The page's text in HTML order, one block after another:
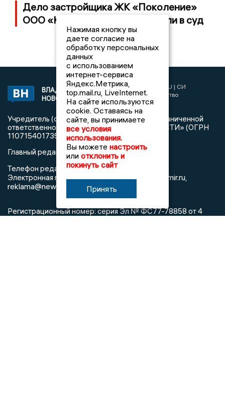
Дело застройщика ЖК «Поколение»
ООО «Капитал Строй» передали в суд
ВЛАДИМИРСКИЕ
НОВОСТИ
2017 © NEWSVLADIMIR.RU | СИ
«Информационное агентство
Владимирские новости»
Учредитель (соучредители): Общество с ограниченной
ответственностью «РЕГИОНАЛЬНЫЕ НОВОСТИ» (ОГРН
1107154017354)
Главный редактор: Мазов С. А.
Телефон редакции:8 (4922) 666916
Электронная почта редакции:info@newsvladimir.ru,
reklama@newsvladimir.ru
Регистрационный номер: серия Эл № ФС77-78858 от 4
Нажимая кнопку вы
даете согласие на
обработку персональных
данных
с использованием
интернет-сервиса
Яндекс.Метрика,
top.mail.ru, LiveInternet.
На сайте используются
cookie. Оставаясь на
сайте, вы принимаете
все условия
использования.
Вы можете настроить
или отклонить и
покинуть сайт
Принять